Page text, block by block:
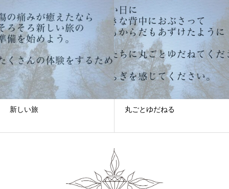
新しい旅 丸ごとゆだねる